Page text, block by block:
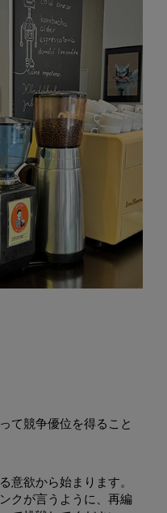
て競争優位を得ること
意欲から始まります。
クが言うように、再編